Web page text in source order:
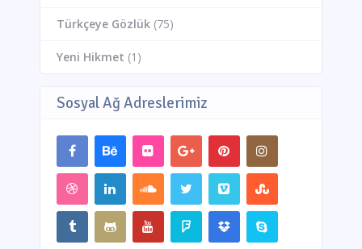
Türkçeye Gözlük(75)
Yeni Hikmet (1)
Sosyal Ağ Adreslerimiz